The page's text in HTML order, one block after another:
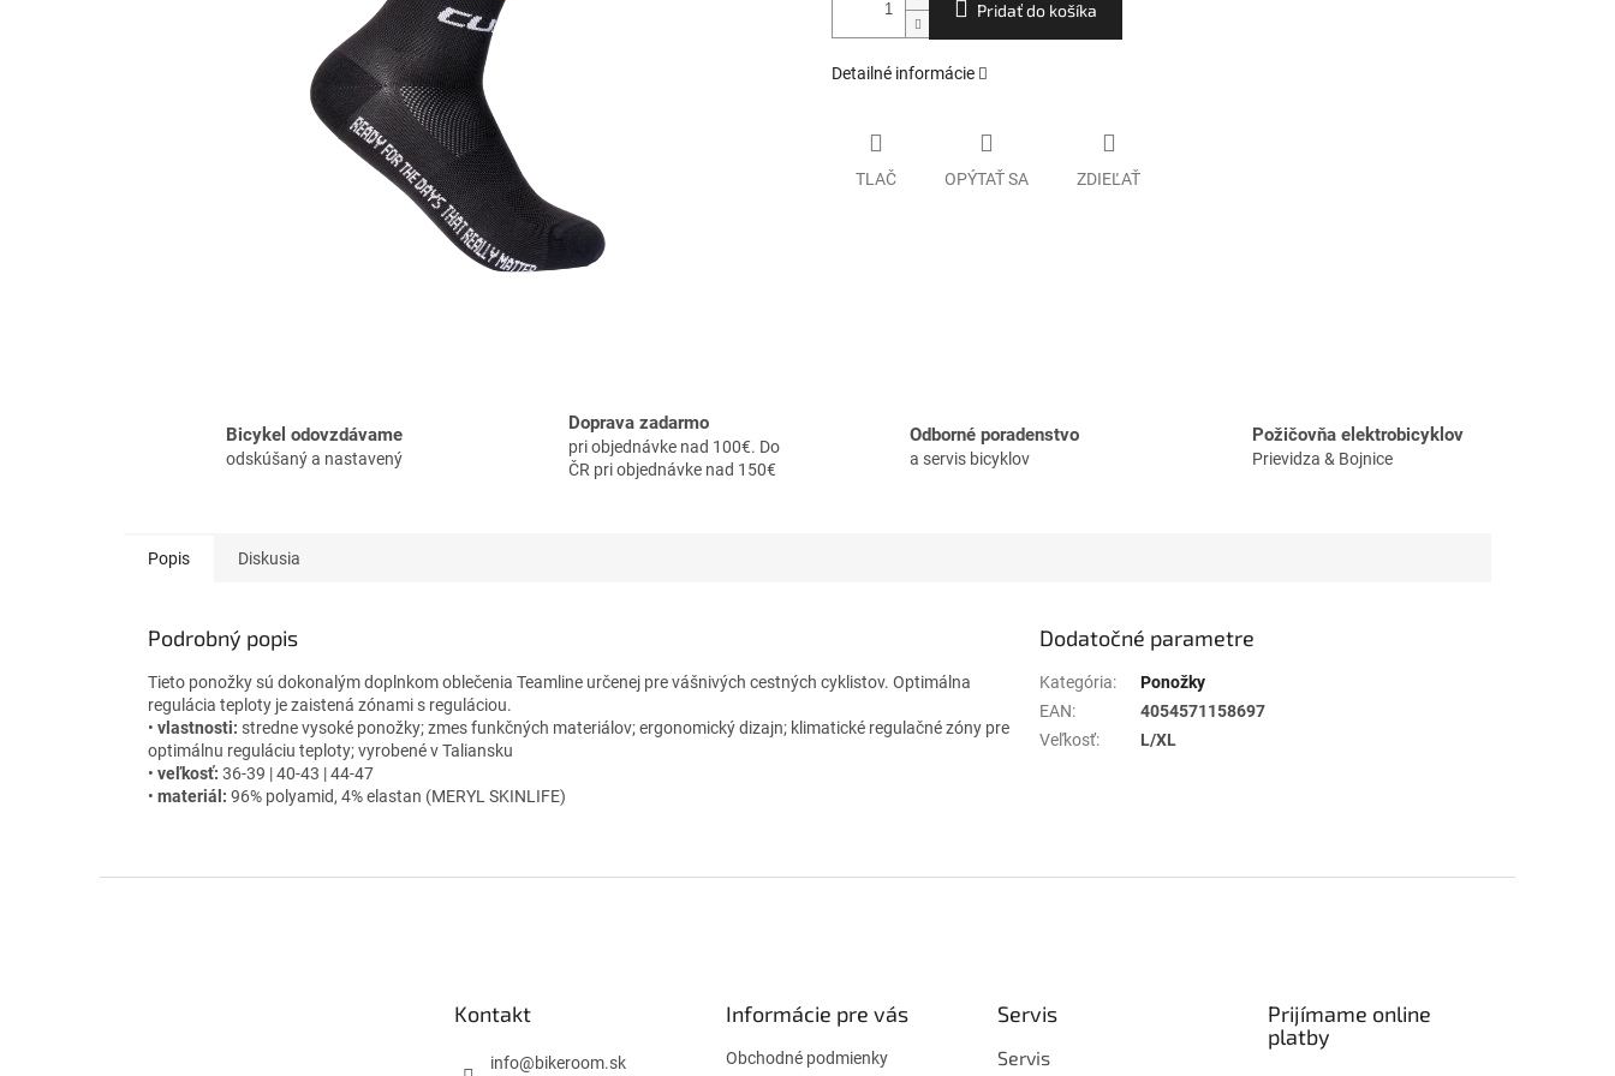
Pridať do košíka
Detailné informácie
TLAČ OPÝTAŤ SA ZDIEĽAŤ
Bicykel odovzdávame
odskúšaný a nastavený
Doprava zadarmo
pri objednávke nad 100€. Do
ČR pri objednávke nad 150€
Odborné poradenstvo
a servis bicyklov
Požičovňa elektrobicyklov
Prievidza & Bojnice
Popis Diskusia
Podrobný popis
Tieto ponožky sú dokonalým doplnkom oblečenia Teamline určenej pre vášnivých cestných cyklistov. Optimálna
regulácia teploty je zaistená zónami s reguláciou.
• vlastnosti: stredne vysoké ponožky; zmes funkčných materiálov; ergonomický dizajn; klimatické regulačné zóny pre
optimálnu reguláciu teploty; vyrobené v Taliansku
• veľkosť: 36-39 | 40-43 | 44-47
• materiál: 96% polyamid, 4% elastan (MERYL SKINLIFE)
Dodatočné parametre
Kategória:
Ponožky
EAN:
4054571158697
Veľkosť: L/XL
Kontakt
info@bikeroom.sk
Informácie pre vás
Obchodné podmienky
Servis
Servis
Prijímame online
platby